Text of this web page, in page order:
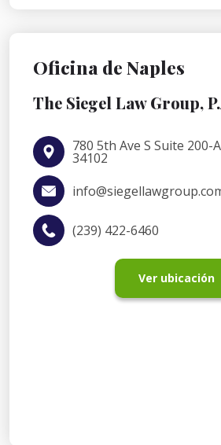
Oficina de Naples
The Siegel Law Group,
780 5th Ave S Suite 200-
34102
(239) 422-6460
Ver ubicación